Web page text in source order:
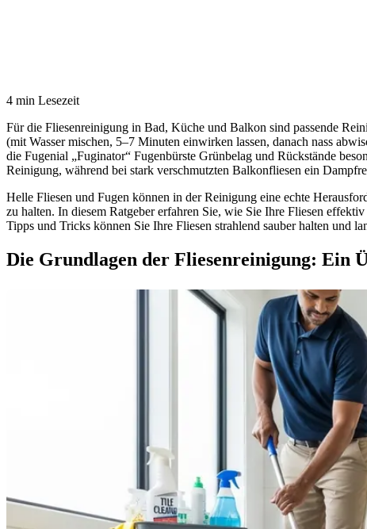
4 min Lesezeit
Für die Fliesenreinigung in Bad, Küche und Balkon sind passende
(mit Wasser mischen, 5–7 Minuten einwirken lassen, danach nass
die Fugenial „Fuginator“ Fugenbürste Grünbelag und Rückstände
Reinigung, während bei stark verschmutzten Balkonfliesen ein
Helle Fliesen und Fugen können in der Reinigung eine echte
zu halten. In diesem Ratgeber erfahren Sie, wie Sie Ihre Fliesen
Tipps und Tricks können Sie Ihre Fliesen strahlend sauber halten und
Die Grundlagen der Fliesenreinigung: Ein